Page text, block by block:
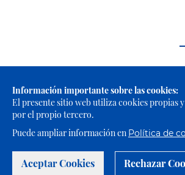
Información importante sobre las cookies:
El presente sitio web utiliza cookies propias
por el propio tercero.
Puede ampliar información en Política de
Aceptar Cookies Rechazar